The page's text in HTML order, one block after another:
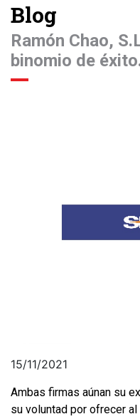
Blog
Ramón Chao,
binomio de
15/11/2021
Ambas firmas aúnan su
su voluntad por ofrecer